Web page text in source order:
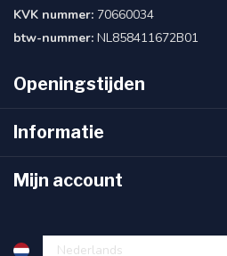
KVK nummer: 70660034
btw-nummer: NL858411672B01
Openingstijden
Informatie
Mijn account